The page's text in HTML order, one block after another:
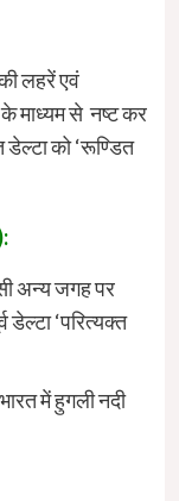
लहरें एवं
के माध्यम से नष्ट कर
डेल्टा को ‘रूण्डित
अन्य जगह पर
डेल्टा ‘परित्यक्त
में हुगली नदी